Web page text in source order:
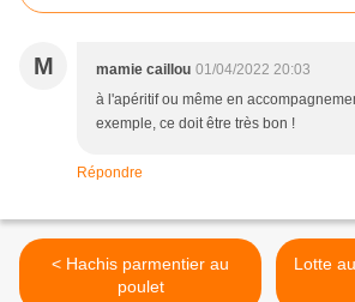
M mamie caillou 01/04/2022 20:03
à l'apéritif ou même en
exemple, ce doit être très bon !
Répondre
< Hachis parmentier au
poulet
Lotte